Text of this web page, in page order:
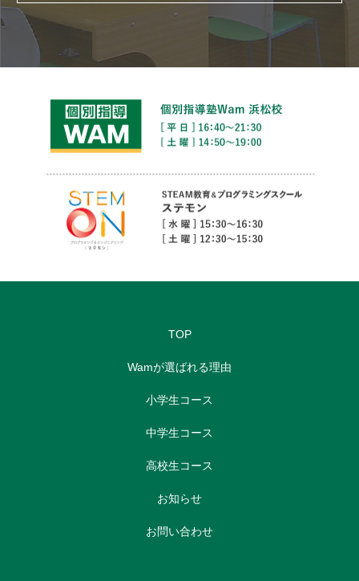
TOP
Wamが選ばれる理由
小学生コース
中学生コース
高校生コース
お知らせ
お問い合わせ